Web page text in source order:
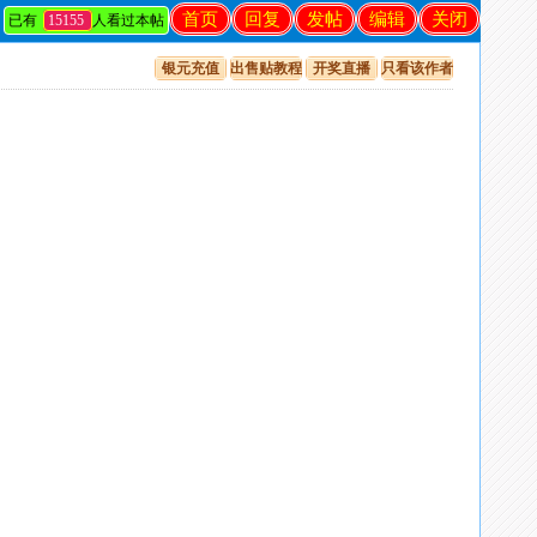
关闭
编辑
发帖
回复
首页
已有 15155 人看过本帖
银元充值 出售贴教程 开奖直播 只看该作者